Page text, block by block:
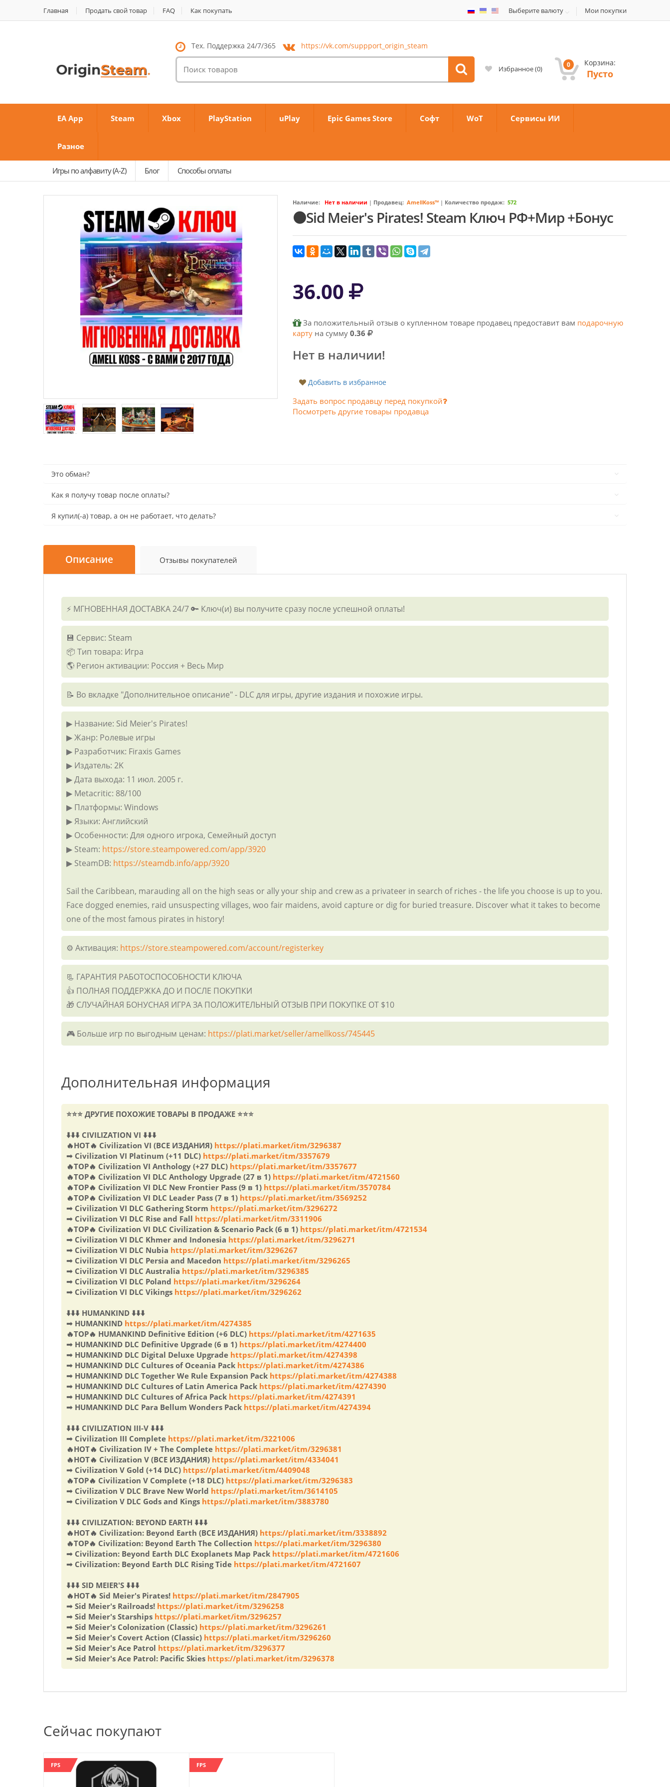
Главная Продать свой товар FAQ Как покупать Выберите валюту Мои покупки
Тех. Поддержка 24/7/365 https://vk.com/suppport_origin_steam
Поиск
товаров:
Избранное(0) 0 Корзина:
Пусто
EA App Steam Xbox PlayStation uPlay Epic Games Store Софт WoT Сервисы ИИ
Разное
Игры по алфавиту (A-Z) Блог Способы оплаты
Наличие: Нет в наличии | Продавец: AmellKoss™ | Количество продаж: 572
⚫Sid Meier's Pirates! Steam Ключ РФ+Мир +Бонус
36.00
За положительный отзыв о купленном товаре продавец предоставит вам подарочную
карту на сумму 0.36
Нет в наличии!
Добавить в избранное
Задать вопрос продавцу перед покупкой
Посмотреть другие товары продавца
Это обман?
Как я получу товар после оплаты?
Я купил(-а) товар, а он не работает, что делать?
Описание Отзывы покупателей
⚡ МГНОВЕННАЯ ДОСТАВКА 24/7 🔑 Ключ(и) вы получите сразу после успешной оплаты!
💾 Сервис: Steam
📦 Тип товара: Игра
🌎 Регион активации: Россия + Весь Мир
📝 Во вкладке "Дополнительное описание" - DLC для игры, другие издания и похожие игры.
▶ Название: Sid Meier's Pirates!
▶ Жанр: Ролевые игры
▶ Разработчик: Firaxis Games
▶ Издатель: 2K
▶ Дата выхода: 11 июл. 2005 г.
▶ Metacritic: 88/100
▶ Платформы: Windows
▶ Языки: Английский
▶ Особенности: Для одного игрока, Семейный доступ
▶ Steam: https://store.steampowered.com/app/3920
▶ SteamDB: https://steamdb.info/app/3920
Sail the Caribbean, marauding all on the high seas or ally your ship and crew as a privateer in search of riches - the life you choose is up to you.
Face dogged enemies, raid unsuspecting villages, woo fair maidens, avoid capture or dig for buried treasure. Discover what it takes to become
one of the most famous pirates in history!
⚙️ Активация: https://store.steampowered.com/account/registerkey
📃 ГАРАНТИЯ РАБОТОСПОСОБНОСТИ КЛЮЧА
👍 ПОЛНАЯ ПОДДЕРЖКА ДО И ПОСЛЕ ПОКУПКИ
🎁 СЛУЧАЙНАЯ БОНУСНАЯ ИГРА ЗА ПОЛОЖИТЕЛЬНЫЙ ОТЗЫВ ПРИ ПОКУПКЕ ОТ $10
🎮 Больше игр по выгодным ценам: https://plati.market/seller/amellkoss/745445
Дополнительная информация
⭐⭐⭐ ДРУГИЕ ПОХОЖИЕ ТОВАРЫ В ПРОДАЖЕ ⭐⭐⭐
⬇️⬇️⬇️ CIVILIZATION VI ⬇️⬇️⬇️
🔥HOT🔥 Civilization VI (ВСЕ ИЗДАНИЯ) https://plati.market/itm/3296387
➟ Civilization VI Platinum (+11 DLC) https://plati.market/itm/3357679
🔥TOP🔥 Civilization VI Anthology (+27 DLC) https://plati.market/itm/3357677
🔥TOP🔥 Civilization VI DLC Anthology Upgrade (27 в 1) https://plati.market/itm/4721560
🔥TOP🔥 Civilization VI DLC New Frontier Pass (9 в 1) https://plati.market/itm/3570784
🔥TOP🔥 Civilization VI DLC Leader Pass (7 в 1) https://plati.market/itm/3569252
➟ Civilization VI DLC Gathering Storm https://plati.market/itm/3296272
➟ Civilization VI DLC Rise and Fall https://plati.market/itm/3311906
🔥TOP🔥 Civilization VI DLC Civilization & Scenario Pack (6 в 1) https://plati.market/itm/4721534
➟ Civilization VI DLC Khmer and Indonesia https://plati.market/itm/3296271
➟ Civilization VI DLC Nubia https://plati.market/itm/3296267
➟ Civilization VI DLC Persia and Macedon https://plati.market/itm/3296265
➟ Civilization VI DLC Australia https://plati.market/itm/3296385
➟ Civilization VI DLC Poland https://plati.market/itm/3296264
➟ Civilization VI DLC Vikings https://plati.market/itm/3296262
⬇️⬇️⬇️ HUMANKIND ⬇️⬇️⬇️
➟ HUMANKIND https://plati.market/itm/4274385
🔥TOP🔥 HUMANKIND Definitive Edition (+6 DLC) https://plati.market/itm/4271635
➟ HUMANKIND DLC Definitive Upgrade (6 в 1) https://plati.market/itm/4274400
➟ HUMANKIND DLC Digital Deluxe Upgrade https://plati.market/itm/4274398
➟ HUMANKIND DLC Cultures of Oceania Pack https://plati.market/itm/4274386
➟ HUMANKIND DLC Together We Rule Expansion Pack https://plati.market/itm/4274388
➟ HUMANKIND DLC Cultures of Latin America Pack https://plati.market/itm/4274390
➟ HUMANKIND DLC Cultures of Africa Pack https://plati.market/itm/4274391
➟ HUMANKIND DLC Para Bellum Wonders Pack https://plati.market/itm/4274394
⬇️⬇️⬇️ CIVILIZATION III-V ⬇️⬇️⬇️
➟ Civilization III Complete https://plati.market/itm/3221006
🔥HOT🔥 Civilization IV + The Complete https://plati.market/itm/3296381
🔥HOT🔥 Civilization V (ВСЕ ИЗДАНИЯ) https://plati.market/itm/4334041
➟ Civilization V Gold (+14 DLC) https://plati.market/itm/4409048
🔥TOP🔥 Civilization V Complete (+18 DLC) https://plati.market/itm/3296383
➟ Civilization V DLC Brave New World https://plati.market/itm/3614105
➟ Civilization V DLC Gods and Kings https://plati.market/itm/3883780
⬇️⬇️⬇️ CIVILIZATION: BEYOND EARTH ⬇️⬇️⬇️
🔥HOT🔥 Civilization: Beyond Earth (ВСЕ ИЗДАНИЯ) https://plati.market/itm/3338892
🔥TOP🔥 Civilization: Beyond Earth The Collection https://plati.market/itm/3296380
➟ Civilization: Beyond Earth DLC Exoplanets Map Pack https://plati.market/itm/4721606
➟ Civilization: Beyond Earth DLC Rising Tide https://plati.market/itm/4721607
⬇️⬇️⬇️ SID MEIER'S ⬇️⬇️⬇️
🔥HOT🔥 Sid Meier's Pirates! https://plati.market/itm/2847905
➟ Sid Meier's Railroads! https://plati.market/itm/3296258
➟ Sid Meier's Starships https://plati.market/itm/3296257
➟ Sid Meier's Colonization (Classic) https://plati.market/itm/3296261
➟ Sid Meier's Covert Action (Classic) https://plati.market/itm/3296260
➟ Sid Meier's Ace Patrol https://plati.market/itm/3296377
➟ Sid Meier's Ace Patrol: Pacific Skies https://plati.market/itm/3296378
Сейчас покупают
FPS FPS